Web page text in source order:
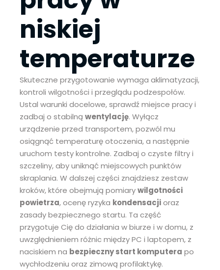
niskiej
temperaturze
Skuteczne przygotowanie wymaga aklimatyzacji,
kontroli wilgotności i przeglądu podzespołów.
Ustal warunki docelowe, sprawdź miejsce pracy i
zadbaj o stabilnąwentylację. Wyłącz
urządzenie przed transportem, pozwól mu
osiągnąć temperaturę otoczenia, a następnie
uruchom testy kontrolne. Zadbaj o czyste filtry i
szczeliny, aby uniknąć miejscowych punktów
skraplania. W dalszej części znajdziesz zestaw
kroków, które obejmują pomiarywilgotności
powietrza, ocenę ryzyka kondensacjioraz
zasady bezpiecznego startu. Ta część
przygotuje Cię do działania w biurze i w domu, z
uwzględnieniem różnic między PC i laptopem, z
naciskiem na bezpieczny start komputera po
wychłodzeniu oraz zimową profilaktykę.